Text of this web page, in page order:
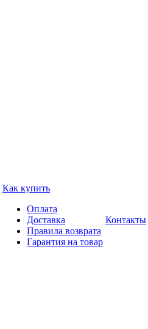
Как купить
Оплата
Доставка
Правила возврата
Гарантия на товар
Контакты